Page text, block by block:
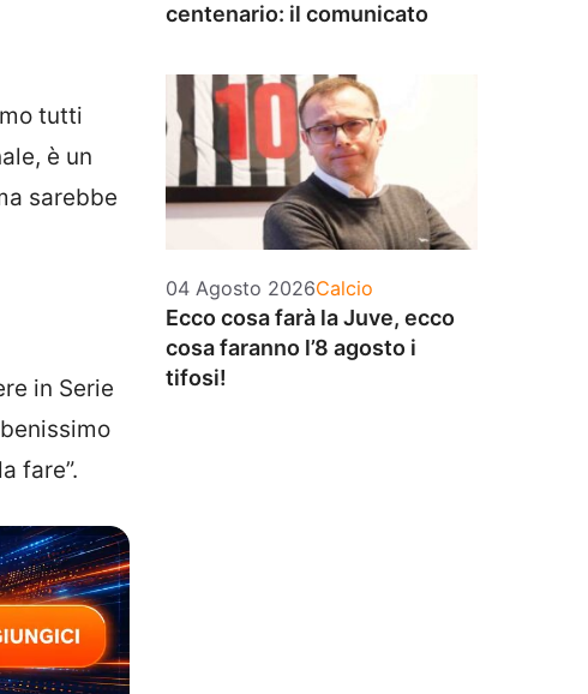
tutti
è un
sarebbe
in Serie
fare”.
centenario: il comunicato
04 Agosto 2026Categorie
Calcio
Ecco cosa farà la Juve, ecco
cosa faranno l’8 agosto i
tifosi!